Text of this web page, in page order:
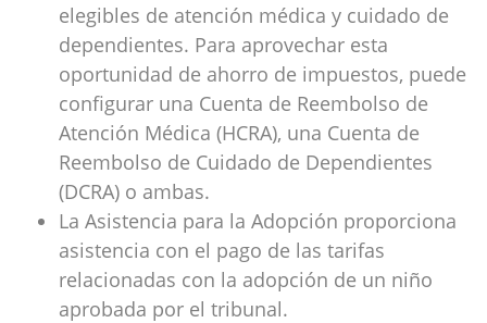
elegibles de atención médica y cuidado de
dependientes. Para aprovechar esta
oportunidad de ahorro de impuestos, puede
configurar una Cuenta de Reembolso de
Atención Médica (HCRA), una Cuenta de
Reembolso de Cuidado de Dependientes
(DCRA) o ambas.
La Asistencia para la Adopción proporciona
asistencia con el pago de las tarifas
relacionadas con la adopción de un niño
aprobada por el tribunal.